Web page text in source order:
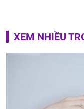
XEM NHIỀU